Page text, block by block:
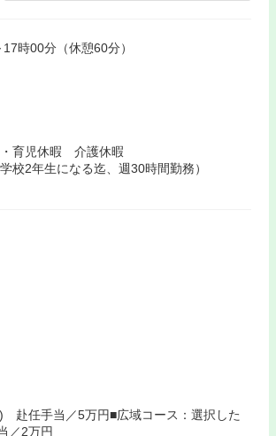
時00分（休憩60分）
育児休暇 介護休暇
2年生になる迄、週30時間勤務）
赴任手当／5万円■広域コース：選択した
／2万円